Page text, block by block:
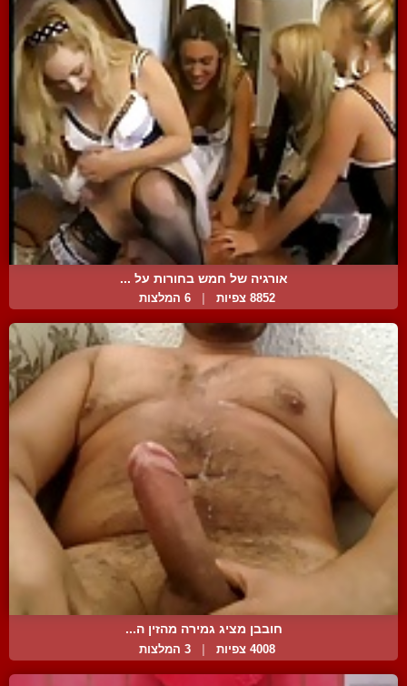
אורגיה של חמש בחורות על ...
8852 צפיות 6 המלצות
חובבן מציג גמירה מהזין ה...
4008 צפיות 3 המלצות